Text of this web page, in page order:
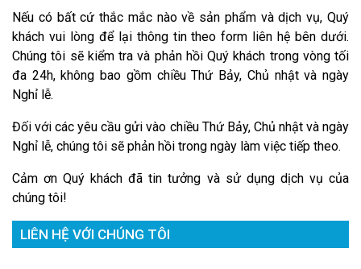
Nếu có bất cứ thắc mắc nào về sản phẩm và dịch vụ, Quý
khách vui lòng để lại thông tin theo form liên hệ bên dưới.
Chúng tôi sẽ kiểm tra và phản hồi Quý khách trong vòng tối
đa 24h, không bao gồm chiều Thứ Bảy, Chủ nhật và ngày
Nghỉ lễ.
Đối với các yêu cầu gửi vào chiều Thứ Bảy, Chủ nhật và ngày
Nghỉ lễ, chúng tôi sẽ phản hồi trong ngày làm việc tiếp theo.
Cảm ơn Quý khách đã tin tưởng và sử dụng dịch vụ của
chúng tôi!
LIÊN HỆ VỚI CHÚNG TÔI